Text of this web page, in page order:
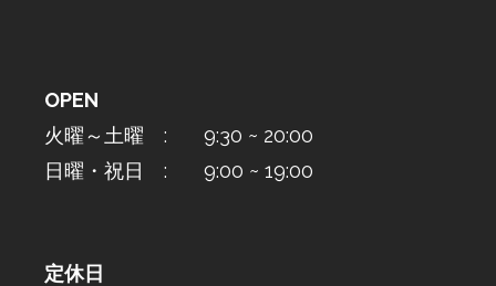
OPEN
火曜～土曜 : 9:30 ~ 20:00
日曜・祝日 : 9:00 ~ 19:00
定休日